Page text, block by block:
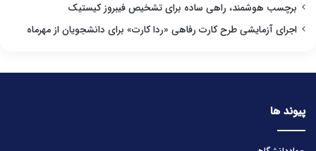
برچسب هوشمند، راهی ساده برای تشخیص فیبروز کیستیک
اجرای آزمایشی طرح کارت رفاهی «ردا کارت» برای دانشجویان از مهرماه
پیوند ها